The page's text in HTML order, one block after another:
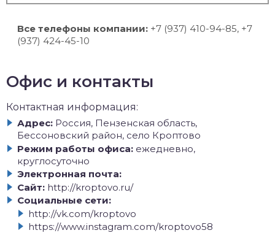
Все телефоны компании: +7 (937) 410-94-85, +7
(937) 424-45-10
Офис и контакты
Контактная информация:
Адрес: Россия, Пензенская область,
Бессоновский район, село Кроптово
Режим работы офиса: ежедневно,
круглосуточно
Электронная почта:
Сайт: http://kroptovo.ru/
Социальные сети:
http://vk.com/kroptovo
https://www.instagram.com/kroptovo58